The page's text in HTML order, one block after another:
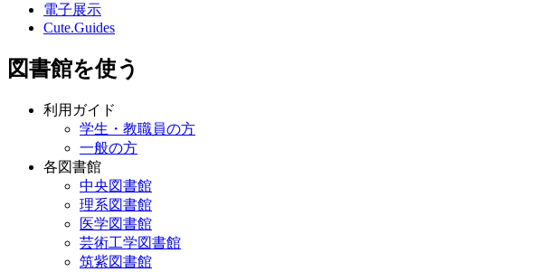
電子展示
Cute.Guides
図書館を使う
利用ガイド
学生・教職員の方
一般の方
各図書館
中央図書館
理系図書館
医学図書館
芸術工学図書館
筑紫図書館